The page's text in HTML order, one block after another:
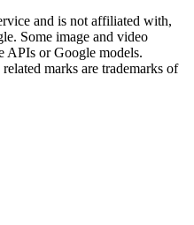
and is not affiliated with,
Some image and video
APIs or Google models.
marks are trademarks of